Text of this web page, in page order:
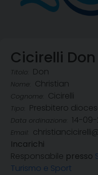
Cicirelli
Titolo: Don
Nome: Christian
Cognome: Cicirelli
Tipo: Presbitero
Data ordinazione: 14-09-
Email:
Incarichi
Responsabile presso
Turismo e Sport